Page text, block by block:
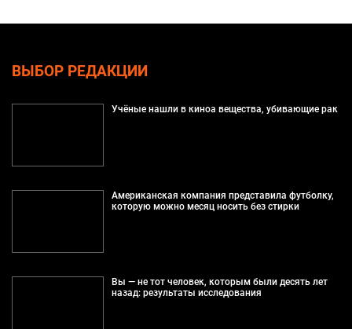
ВЫБОР РЕДАКЦИИ
Учёные нашли в киноа вещества, убивающие рак
Американская компания представила футболку,
которую можно месяц носить без стирки
Вы — не тот человек, которым были десять лет
назад: результаты исследования